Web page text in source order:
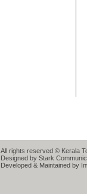
All rights reserved © Kerala
Designed by Stark
Developed & Maintained by